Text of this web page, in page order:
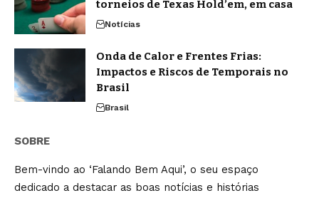
torneios de Texas Hold’em, em casa
Notícias
Onda de Calor e Frentes Frias:
Impactos e Riscos de Temporais no
Brasil
Brasil
SOBRE
Bem-vindo ao ‘Falando Bem Aqui’, o seu espaço
dedicado a destacar as boas notícias e histórias